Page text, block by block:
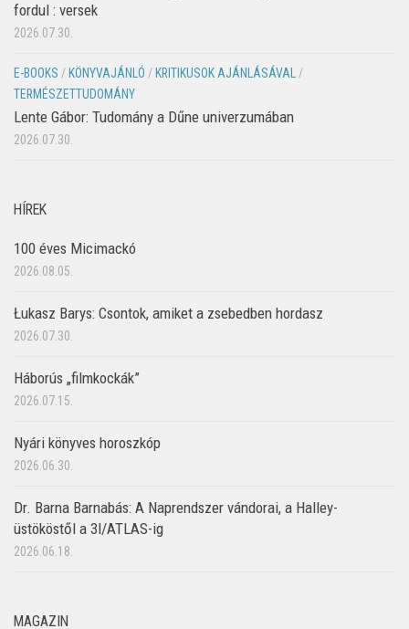
fordul : versek
2026.07.30.
E-BOOKS / KÖNYVAJÁNLÓ / KRITIKUSOK AJÁNLÁSÁVAL/
TERMÉSZETTUDOMÁNY
Lente Gábor: Tudomány a Dűne univerzumában
2026.07.30.
HÍREK
100 éves Micimackó
2026.08.05.
Łukasz Barys: Csontok, amiket a zsebedben hordasz
2026.07.30.
Háborús „filmkockák”
2026.07.15.
Nyári könyves horoszkóp
2026.06.30.
Dr. Barna Barnabás: A Naprendszer vándorai, a Halley-
üstököstől a 3I/ATLAS-ig
2026.06.18.
MAGAZIN